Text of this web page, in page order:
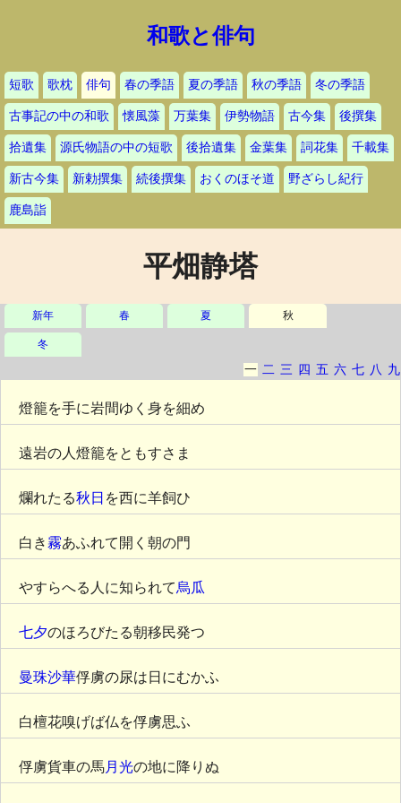
和歌と俳句
短歌 歌枕 俳句 春の季語 夏の季語 秋の季語 冬の季語
古事記の中の和歌 懐風藻 万葉集 伊勢物語 古今集 後撰集
拾遺集 源氏物語の中の短歌 後拾遺集 金葉集 詞花集 千載集
新古今集 新勅撰集 続後撰集 おくのほそ道 野ざらし紀行
鹿島詣
平畑静塔
新年 春 夏 秋
冬
一 二 三 四 五 六 七 八 九
燈籠を手に岩間ゆく身を細め
遠岩の人燈籠をともすさま
爛れたる秋日 を西に羊飼ひ
白き 霧あふれて開く朝の門
やすらへる人に知られて烏瓜
七夕のほろびたる朝移民発つ
曼珠沙華俘虜の尿は日にむかふ
白檀花嗅げば仏を俘虜思ふ
俘虜貨車の馬月光の地に降りぬ